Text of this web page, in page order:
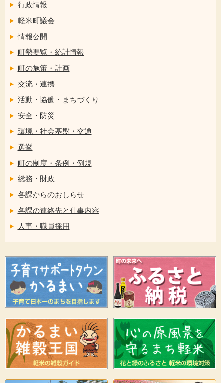
行政情報
軽米町議会
情報公開
町勢要覧・統計情報
町の施策・計画
交流・連携
活動・協働・まちづくり
安全・防災
環境・社会基盤・交通
選挙
町の制度・条例・例規
総務・財政
各課からのおしらせ
各課の連絡先と仕事内容
人事・職員採用